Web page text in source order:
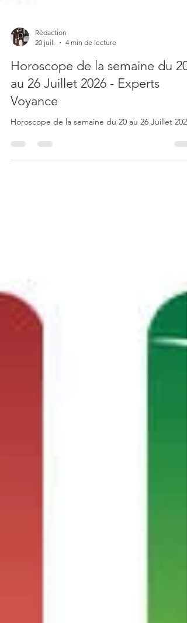
Rédaction
20 juil.
4 min de lecture
Horoscope de la semaine du 20
au 26 Juillet 2026 - Experts
Voyance
Horoscope de la semaine du 20 au 26 Juillet 2026